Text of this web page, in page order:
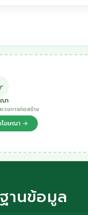
า
วงการก่อสร้าง
โฆษณา →
ฐานข้อมูล